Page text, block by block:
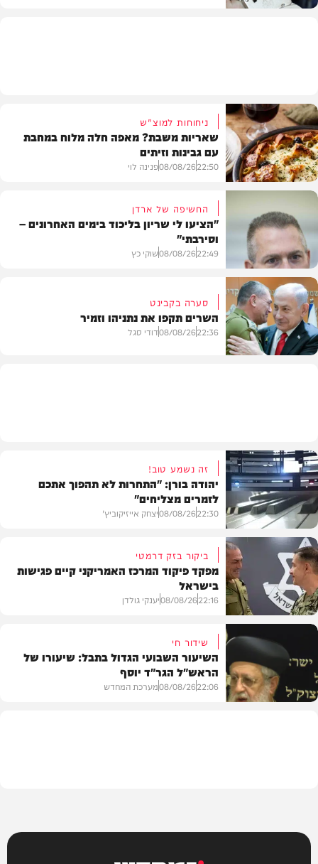
מתכונים
ניחוחות למוצ"ש
שאריות משבת? מאפה חלה מלוח במחבת
עם גבינות וזיתים
22:50
08/08/26פנינה לוי
חדשות
החשיפה של ארדן
"הציעו לי שריון בליכוד בימים האחרונים –
וסירבתי"
22:49
08/08/26שוקי כץ
סערה בקבינט
השרים תקפו את נתניהו וזמיר
22:36
08/08/26דודי סגל
חדשות
זה נשמע טוב!
יהודה בורן: "התחרות לא תהפוך אתכם
לזמרים מצליחים"
22:30
08/08/26יצחק אייזיקוביץ'
חדשות
ביקור בזק דרמטי
מפקד פיקוד המרכז האמריקני קיים פגישות
בישראל
22:16
08/08/26יענקי גולדן
שידור חי
השיעור השבועי הגדול בתבל: שיעורו של
הראש"ל הגר"ד יוסף
22:06
08/08/26מערכת המחדש